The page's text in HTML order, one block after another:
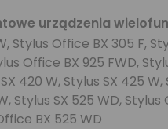
urządzenia
Stylus Office BX 305 F,
Office BX 925 FWD,
420 W, Stylus SX 425 W,
Stylus SX 525 WD, Stylus
BX 525 WD